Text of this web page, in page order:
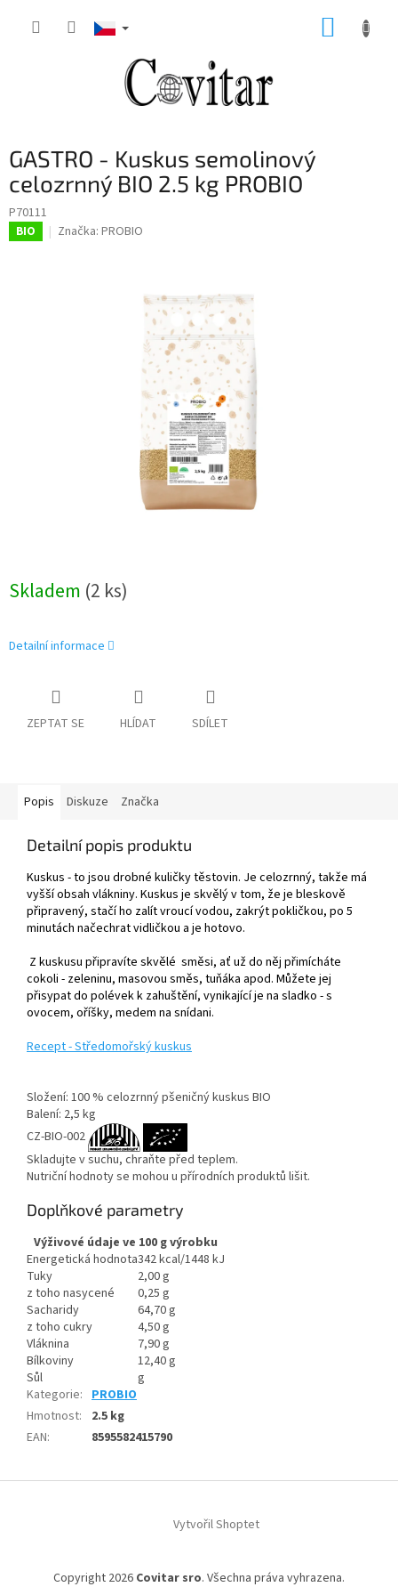
GASTRO - Kuskus semolinový
celozrnný BIO 2.5 kg PROBIO
P70111
BIO Značka: PROBIO
Skladem (2 ks)
Detailní informace
ZEPTAT SE HLÍDAT SDÍLET
Popis Diskuze Značka
Detailní popis produktu
Kuskus - to jsou drobné kuličky těstovin. Je celozrnný, takže má
vyšší obsah vlákniny. Kuskus je skvělý v tom, že je bleskově
připravený, stačí ho zalít vroucí vodou, zakrýt pokličkou, po 5
minutách načechrat vidličkou a je hotovo.
Z kuskusu připravíte skvělé směsi, ať už do něj přimícháte
cokoli - zeleninu, masovou směs, tuňáka apod. Můžete jej
přisypat do polévek k zahuštění, vynikající je na sladko - s
ovocem, oříšky, medem na snídani.
Recept - Středomořský kuskus
Složení: 100 % celozrnný pšeničný kuskus BIO
Balení: 2,5 kg
CZ-BIO-002
Skladujte v suchu, chraňte před teplem.
Nutriční hodnoty se mohou u přírodních produktů lišit.
Doplňkové parametry
Výživové údaje ve 100 g výrobku
Energetická hodnota342 kcal/1448 kJ
Tuky
2,00 g
z toho nasycené
0,25 g
Sacharidy
64,70 g
z toho cukry
4,50 g
Vláknina
7,90 g
Bílkoviny
12,40 g
Sůl
g
Kategorie: PROBIO
Hmotnost:
2.5 kg
EAN: 8595582415790
Vytvořil Shoptet
Copyright 2026 Covitar sro. Všechna práva vyhrazena.